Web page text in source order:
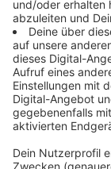
führen, heißt
fordern, die
anzupassen,
Vorschläge
Lehrer bei der
Maßnahmen
den Städten
entwickeln.